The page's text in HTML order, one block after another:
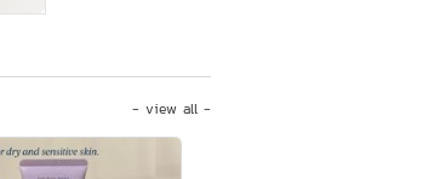
- view all -